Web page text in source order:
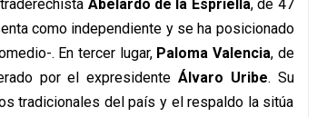
Abelardo de la Espriella, de 47
como independiente y se ha posicionado
. En tercer lugar, Paloma Valencia, de
por el expresidente Álvaro Uribe. Su
tradicionales del país y el respaldo la sitúa